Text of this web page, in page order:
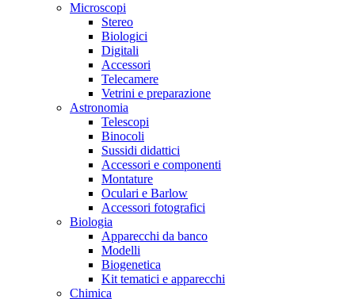
Microscopi
Stereo
Biologici
Digitali
Accessori
Telecamere
Vetrini e preparazione
Astronomia
Telescopi
Binocoli
Sussidi didattici
Accessori e componenti
Montature
Oculari e Barlow
Accessori fotografici
Biologia
Apparecchi da banco
Modelli
Biogenetica
Kit tematici e apparecchi
Chimica